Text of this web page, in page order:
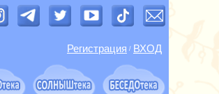
Регистрация / ВХОД